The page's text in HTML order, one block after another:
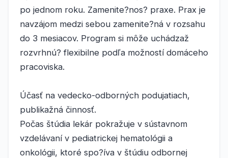
po jednom roku. Zamenite?nos? praxe. Prax je
navzájom medzi sebou zamenite?ná v rozsahu
do 3 mesiacov. Program si môže uchádzaž
rozvrhnú? flexibilne podľa možností domáceho
pracoviska.
Účasť na vedecko-odborných podujatiach,
publikažná činnosť.
Počas štúdia lekár pokražuje v sústavnom
vzdelávaní v pediatrickej hematológii a
onkológii, ktoré spo?íva v štúdiu odbornej